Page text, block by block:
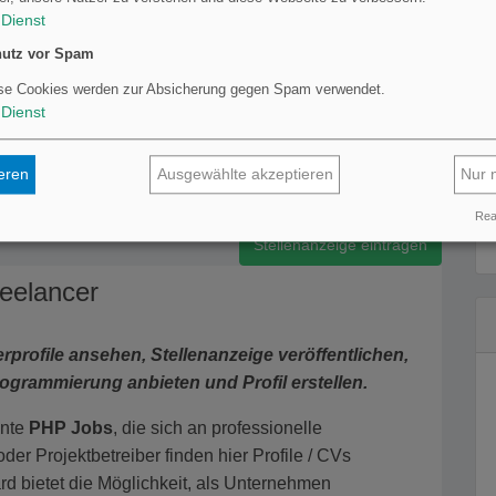
/ Entwickler - full stack (m/w/d)
Stellenanzeige eintragen
ansehen, Stellenanzeige veröffentlichen,
anbieten und Profil erstellen.
PHP Jobs, die sich an professionelle
Projektbetreiber finden hier Profile / CVs
bietet die Möglichkeit, als Unternehmen
Dienst
vor Spam
Cookies werden zur Absicherung gegen Spam verwendet.
Dienst
Nur
Ausgewählte akzeptieren